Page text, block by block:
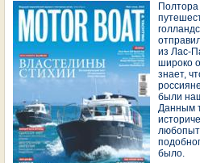
Полтора
из Лас-
широко
знает,
были
Данным
было.